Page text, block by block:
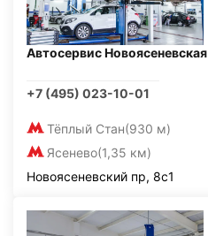
Автосервис Новоясеневская
+7 (495) 023-10-01
Тёплый Стан(930 м)
Ясенево(1,35 км)
Новоясеневский пр, 8с1